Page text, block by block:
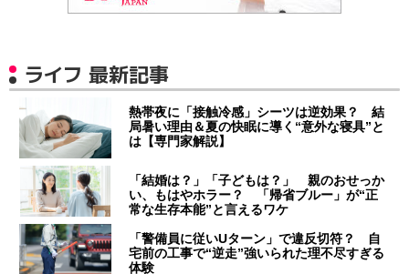
ライフ 最新記事
熱帯夜に「接触冷感」シーツは逆効果？ 結
局暑い理由＆夏の快眠に導く“意外な寝具”と
は【専門家解説】
「結婚は？」「子どもは？」 親のおせっか
い、もはやホラー？ 「帰省ブルー」が“正
常な生存本能”と言えるワケ
「警備員に従いUターン」で違反切符？ 自
宅前の工事で“逆走”強いられた理不尽すぎる
体験